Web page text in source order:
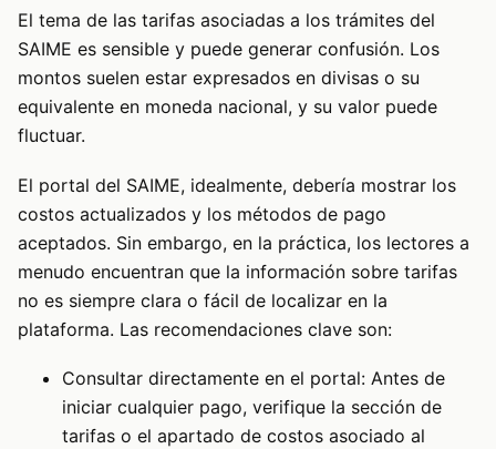
El tema de las tarifas asociadas a los trámites del
SAIME es sensible y puede generar confusión. Los
montos suelen estar expresados en divisas o su
equivalente en moneda nacional, y su valor puede
fluctuar.
El portal del SAIME, idealmente, debería mostrar los
costos actualizados y los métodos de pago
aceptados. Sin embargo, en la práctica, los lectores a
menudo encuentran que la información sobre tarifas
no es siempre clara o fácil de localizar en la
plataforma. Las recomendaciones clave son:
Consultar directamente en el portal: Antes de
iniciar cualquier pago, verifique la sección de
tarifas o el apartado de costos asociado al